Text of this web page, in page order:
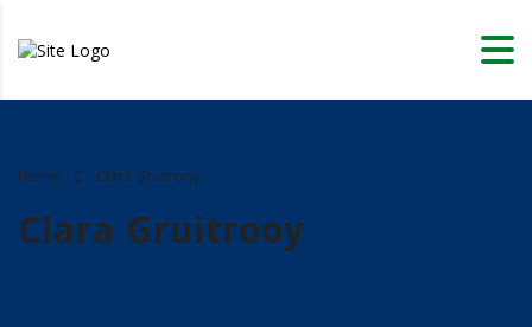
Home Clara Gruitrooy
Clara Gruitrooy